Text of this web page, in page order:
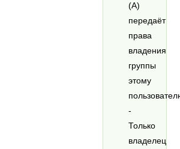
(A)
передаёт
права
владения
группы
этому
-
Только
владелец